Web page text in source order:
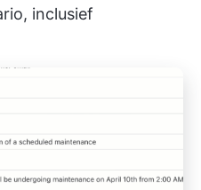
inclusief